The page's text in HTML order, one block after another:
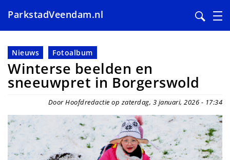
en
naar
de
inhoud
ParkstadVeendam.nl
Nieuws Fotoalbum
Winterse beelden en
sneeuwpret in Borgerswold
Door Hoofdredactie op zaterdag, 3 januari, 2026 - 17:34